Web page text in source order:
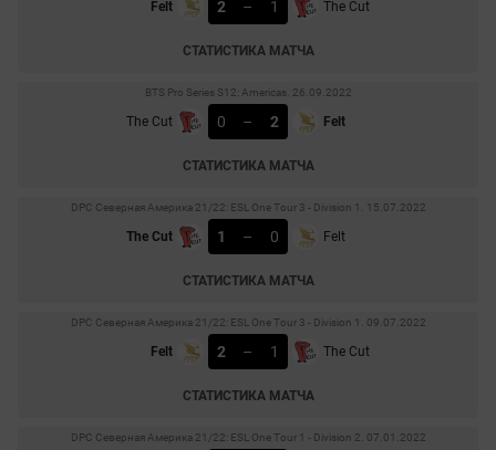
Felt 2 – 1 The Cut
СТАТИСТИКА МАТЧА
BTS Pro Series S12: Americas. 26.09.2022
The Cut 0 – 2 Felt
СТАТИСТИКА МАТЧА
DPC Северная Америка 21/22: ESL One Tour 3 - Division 1. 15.07.2022
The Cut 1 – 0 Felt
СТАТИСТИКА МАТЧА
DPC Северная Америка 21/22: ESL One Tour 3 - Division 1. 09.07.2022
Felt 2 – 1 The Cut
СТАТИСТИКА МАТЧА
DPC Северная Америка 21/22: ESL One Tour 1 - Division 2. 07.01.2022